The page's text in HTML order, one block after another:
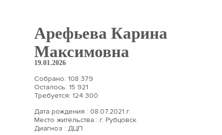
Арефьева Карина
Максимовна
19.01.2026
Собрано: 108 379
Осталось: 15 921
Требуется: 124 300
Дата рождения : 08.07.2021 г.
Место жительства : г. Рубцовск.
Диагноз : ДЦП.